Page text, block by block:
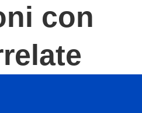
con